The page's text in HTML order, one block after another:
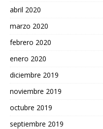
abril 2020
marzo 2020
febrero 2020
enero 2020
diciembre 2019
noviembre 2019
octubre 2019
septiembre 2019